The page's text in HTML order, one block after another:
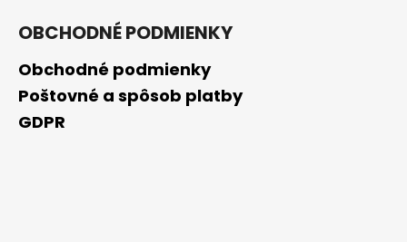
OBCHODNÉ PODMIENKY
Obchodné podmienky
Poštovné a spôsob platby
GDPR